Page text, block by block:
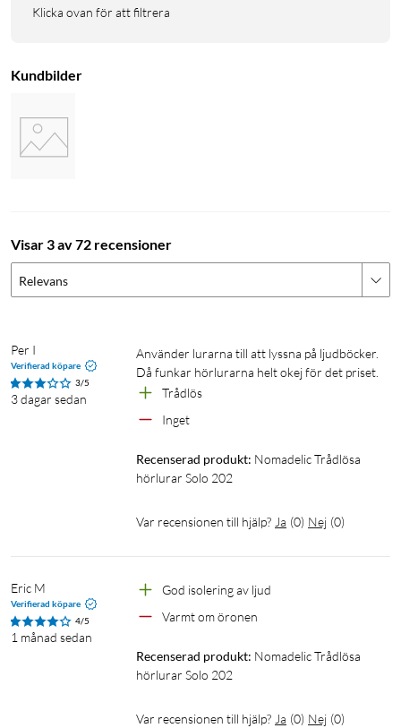
Högtalarelement: 40 mm
Batteritid: 28 h
Laddning: 5 V/1 A
Vikt: 190 g
Klicka ovan för att filtrera
Kundbilder
Visar 3 av 72 recensioner
Relevans
Per I
Verifierad köpare
3/5
3 dagar sedan
Använder lurarna till att lyssna på ljudböcker.
Då funkar hörlurarna helt okej för det priset.
Trådlös
Inget
Recenserad produkt: Nomadelic Trådlösa
hörlurar Solo 202
Var recensionen till hjälp? Ja (0) Nej (0)
Eric M
Verifierad köpare
4/5
1 månad sedan
God isolering av ljud
Varmt om öronen
Recenserad produkt: Nomadelic Trådlösa
hörlurar Solo 202
Var recensionen till hjälp? Ja (0) Nej (0)